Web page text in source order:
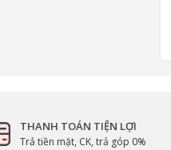
THANH TOÁN TIỆN LỢI
Trả tiền mặt, CK, trả góp 0%